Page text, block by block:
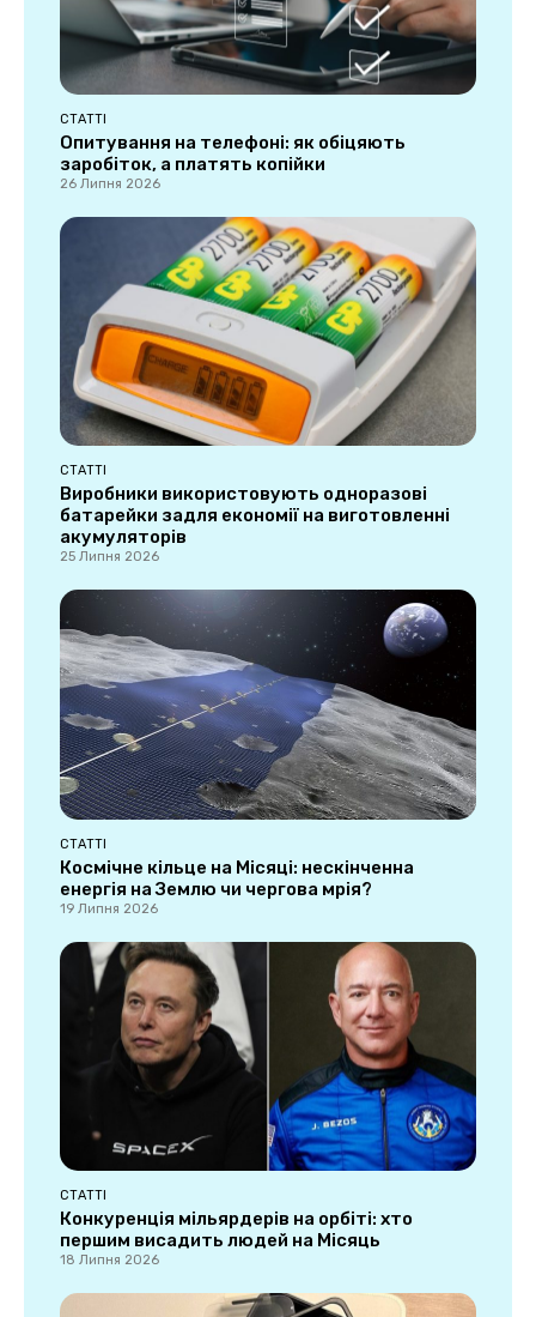
СТАТТІ
Опитування на телефоні: як обіцяють
заробіток, а платять копійки
26 Липня 2026
СТАТТІ
Виробники використовують одноразові
батарейки задля економії на виготовленні
акумуляторів
25 Липня 2026
СТАТТІ
Космічне кільце на Місяці: нескінченна
енергія на Землю чи чергова мрія?
19 Липня 2026
СТАТТІ
Конкуренція мільярдерів на орбіті: хто
першим висадить людей на Місяць
18 Липня 2026